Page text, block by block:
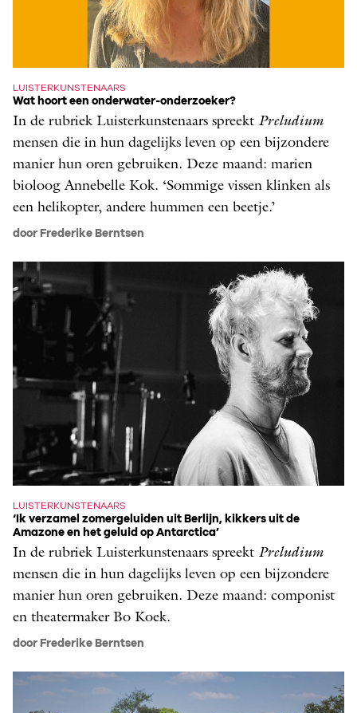
LUISTERKUNSTENAARS
Wat hoort een onderwater-onderzoeker?
In de rubriek Luisterkunstenaars spreekt ­ Preludium
mensen die in hun dagelijks leven op een bijzondere
manier hun oren gebruiken. Deze maand: marien
bioloog Annebelle Kok. ‘Sommige vissen klinken als
een helikopter, andere hummen een beetje.’
door Frederike Berntsen
LUISTERKUNSTENAARS
‘Ik verzamel zomergeluiden uit Berlijn, kikkers uit de
Amazone en het geluid op Antarctica’
In de rubriek Luisterkunstenaars spreekt ­ Preludium
mensen die in hun dagelijks leven op een bijzondere
manier hun oren gebruiken. Deze maand: componist
en theatermaker Bo Koek.
door Frederike Berntsen